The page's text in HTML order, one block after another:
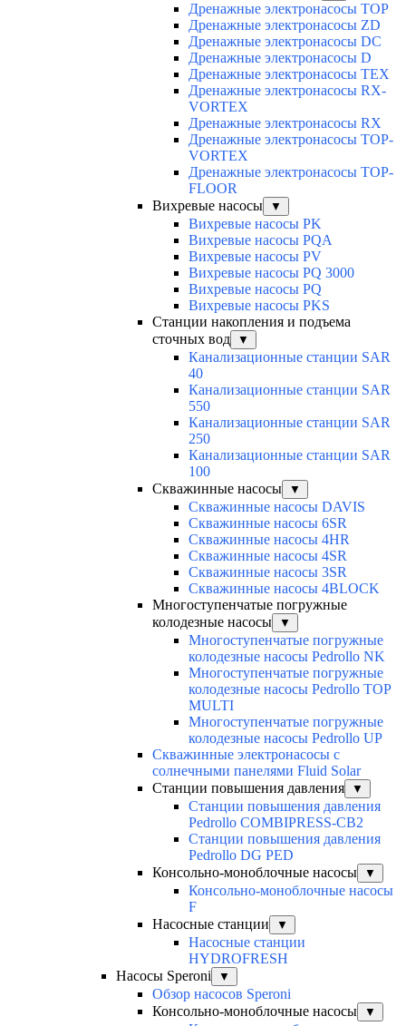
Дренажные электронасосы TOP
Дренажные электронасосы ZD
Дренажные электронасосы DC
Дренажные электронасосы D
Дренажные электронасосы TEX
Дренажные электронасосы RX-
VORTEX
Дренажные электронасосы RX
Дренажные электронасосы TOP-
VORTEX
Дренажные электронасосы TOP-
FLOOR
Вихревые насосы
▼
Вихревые насосы PK
Вихревые насосы PQA
Вихревые насосы PV
Вихревые насосы PQ 3000
Вихревые насосы PQ
Вихревые насосы PKS
Станции накопления и подъема
сточных вод
▼
Канализационные станции SAR
40
Канализационные станции SAR
550
Канализационные станции SAR
250
Канализационные станции SAR
100
Скважинные насосы
▼
Скважинные насосы DAVIS
Скважинные насосы 6SR
Скважинные насосы 4HR
Скважинные насосы 4SR
Скважинные насосы 3SR
Скважинные насосы 4BLOCK
Многоступенчатые погружные
колодезные насосы
▼
Многоступенчатые погружные
колодезные насосы Pedrollo NK
Многоступенчатые погружные
колодезные насосы Pedrollo TOP
MULTI
Многоступенчатые погружные
колодезные насосы Pedrollo UP
Скважинные электронасосы с
солнечными панелями Fluid Solar
Станции повышения давления
▼
Станции повышения давления
Pedrollo COMBIPRESS-CB2
Станции повышения давления
Pedrollo DG PED
Консольно-моноблочные насосы
▼
Консольно-моноблочные насосы
F
Насосные станции
▼
Насосные станции
HYDROFRESH
Насосы Speroni
▼
Обзор насосов Speroni
Консольно-моноблочные насосы
▼